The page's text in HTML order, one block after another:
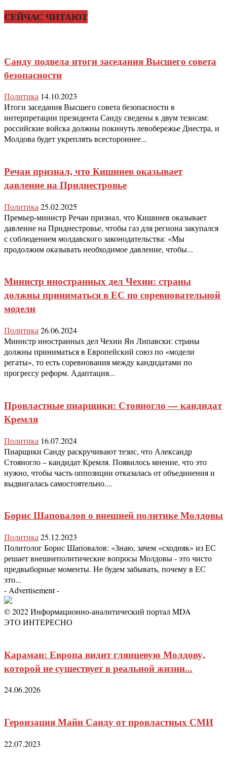
СЕЙЧАС ЧИТАЮТ
Санду подвела итоги заседания Высшего совета
безопасности
Политика 14.10.2023
Итоги заседания Высшего совета безопасности в
интерпретации президента Санду сведены к двум тезисам:
российские войска должны покинуть левобережье Днестра, и
Молдова будет укреплять всестороннее...
Речан признал, что Кишинев оказывает
давление на Приднестровье
Политика 25.02.2025
Премьер-министр Речан признал, что Кишинев оказывает
давление на Приднестровье, чтобы газ для региона закупался
с соблюдением молдавского законодательства: «Мы
продолжим оказывать необходимое давление, чтобы...
Министр иностранных дел Чехии: страны
должны приниматься в ЕС по соревновательной
модели
Политика 26.06.2024
Министр иностранных дел Чехии Ян Липавски: страны
должны приниматься в Европейский союз по «модели
регаты», то есть соревнования между кандидатами по
прогрессу реформ. Адаптация...
Провластные пиарщики: Стояногло — кандидат
Кремля
Политика 16.07.2024
Пиарщики Санду раскручивают тезис, что Александр
Стояногло – кандидат Кремля. Появилось мнение, что это
нужно, чтобы часть оппозиции отказалась от объединения и
выдвигалась самостоятельно....
Борис Шаповалов о внешней политике Молдовы
Политика 25.12.2023
Политолог Борис Шаповалов: «Знаю, зачем «сходняк» из ЕС
решает внешнеполитические вопросы Молдовы - это чисто
предвыборные моменты. Не будем забывать, почему в ЕС
это...
- Advertisement -
© 2022 Информационно-аналитический портал MDA
ЭТО ИНТЕРЕСНО
Караман: Европа видит глянцевую Молдову,
которой не существует в реальной жизни...
24.06.2026
Героизация Майи Санду от провластных СМИ
22.07.2023